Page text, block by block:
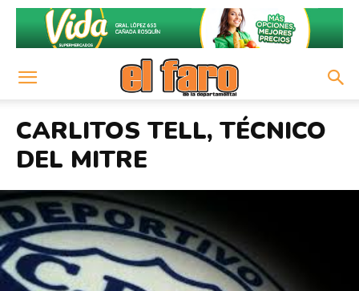
CARLITOS TELL, TÉCNICO
DEL MITRE